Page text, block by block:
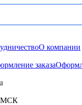
О компании
заказа
МСК